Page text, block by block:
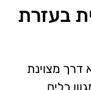
בעזרת
דרך מצוינת
כלים